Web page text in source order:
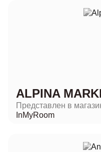
ALPINA
Представлен в
InMyRoom